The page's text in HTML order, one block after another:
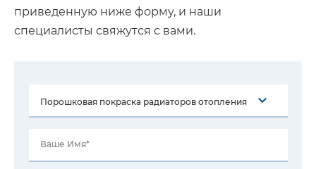
приведенную ниже форму, и наши
специалисты свяжутся с вами.
Ваше Имя*